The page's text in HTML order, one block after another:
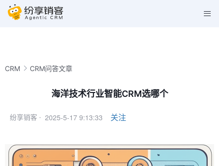
CRM CRM问答文章
海洋技术行业智能CRM选哪个
纷享销客 · 2025-5-17 9:13:33 关注